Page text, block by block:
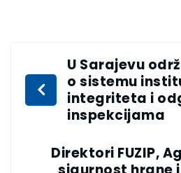
U Sarajevu
o sistemu
integriteta i
inspekcijama
Direktori FUZIP,